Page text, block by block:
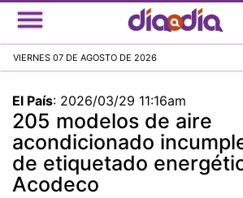
Pasar
al
principal
VIERNES 07 DE AGOSTO DE 2026
El País: 2026/03/29 11:16am
205 modelos de aire
acondicionado
de etiquetado
Acodeco